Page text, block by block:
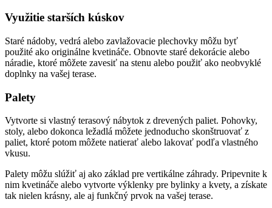
Využitie starších kúskov
Staré nádoby, vedrá alebo zavlažovacie plechovky môžu byť
použité ako originálne kvetináče. Obnovte staré dekorácie alebo
náradie, ktoré môžete zavesiť na stenu alebo použiť ako neobvyklé
doplnky na vašej terase.
Palety
Vytvorte si vlastný terasový nábytok z drevených paliet. Pohovky,
stoly, alebo dokonca ležadlá môžete jednoducho skonštruovať z
paliet, ktoré potom môžete natierať alebo lakovať podľa vlastného
vkusu.
Palety môžu slúžiť aj ako základ pre vertikálne záhrady. Pripevnite k
nim kvetináče alebo vytvorte výklenky pre bylinky a kvety, a získate
tak nielen krásny, ale aj funkčný prvok na vašej terase.